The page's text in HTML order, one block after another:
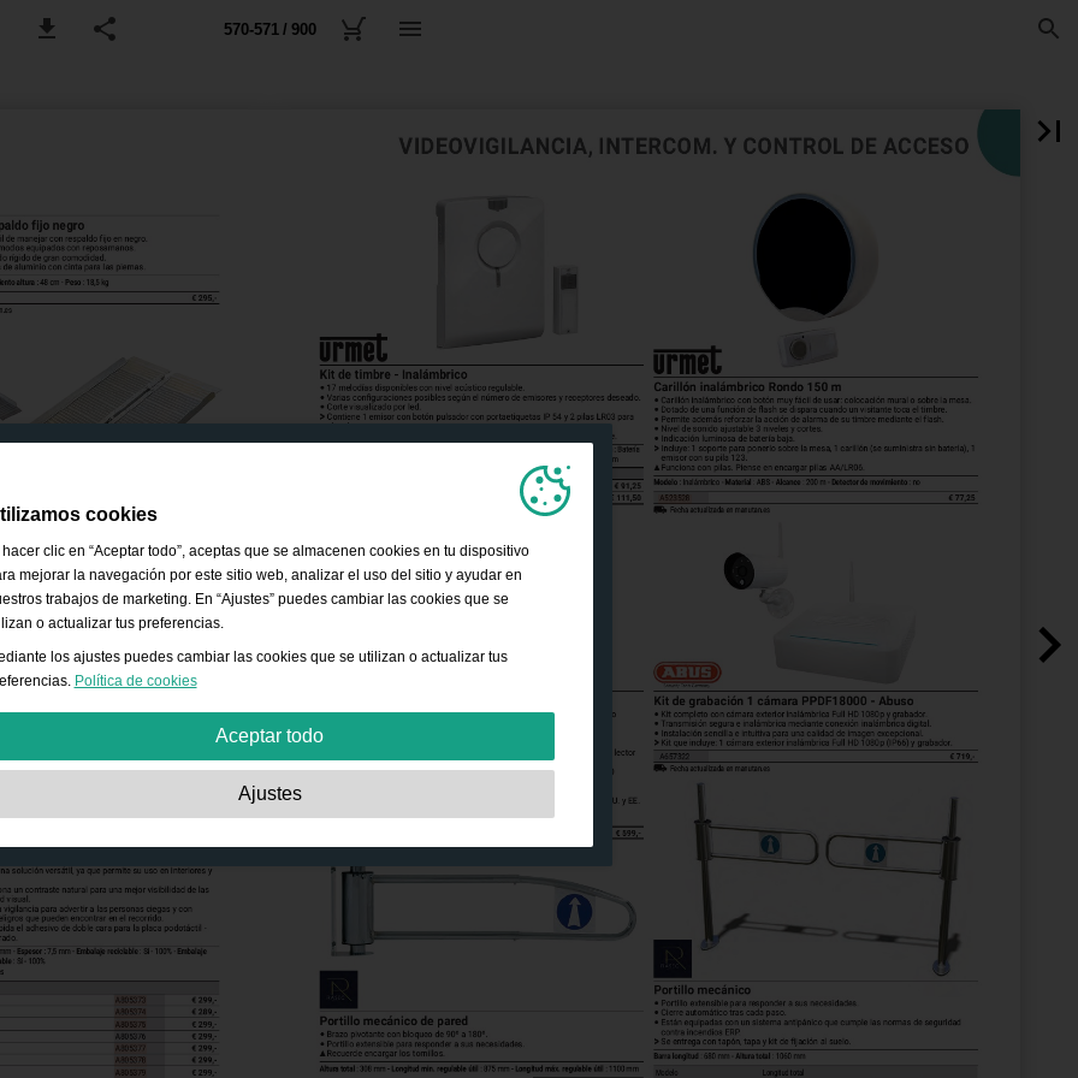
570-571 / 900
cookies
clic en “Aceptar todo”, aceptas que se almacenen cookies en tu dispositivo
mejorar la navegación por este sitio web, analizar el uso del sitio y ayudar en
trabajos de marketing. En “Ajustes” puedes cambiar las cookies que se
o actualizar tus preferencias.
los ajustes puedes cambiar las cookies que se utilizan o actualizar tus
Política de cookies
Aceptar todo
Estas cookies son esenciales para habilitar funciones
básicas como la navegación, la autorización de acceso a contenido seguro y
Rendimiento:Estas cookies nos permiten contar las visitas, las fuentes de tráfico y
la forma en que se utiliza el sitio web, lo cual se usa para mejorar su rendimiento.
Toda la información es agregada y por lo tanto anónima.
Estas cookies permiten que el sitio web ofrezca funciones
mejoradas y opciones de personalización. Por ejemplo, opciones de tamaño de
Ajustes